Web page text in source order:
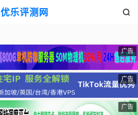
优乐评测网 
广告
广告
广告